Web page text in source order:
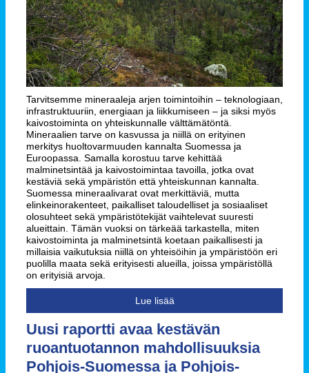
Tarvitsemme mineraaleja arjen toimintoihin – teknologiaan,
infrastruktuuriin, energiaan ja liikkumiseen – ja siksi myös
kaivostoiminta on yhteiskunnalle välttämätöntä.
Mineraalien tarve on kasvussa ja niillä on erityinen
merkitys huoltovarmuuden kannalta Suomessa ja
Euroopassa. Samalla korostuu tarve kehittää
malminetsintää ja kaivostoimintaa tavoilla, jotka ovat
kestäviä sekä ympäristön että yhteiskunnan kannalta.
Suomessa mineraalivarat ovat merkittäviä, mutta
elinkeinorakenteet, paikalliset taloudelliset ja sosiaaliset
olosuhteet sekä ympäristötekijät vaihtelevat suuresti
alueittain. Tämän vuoksi on tärkeää tarkastella, miten
kaivostoiminta ja malminetsintä koetaan paikallisesti ja
millaisia vaikutuksia niillä on yhteisöihin ja ympäristöön eri
puolilla maata sekä erityisesti alueilla, joissa ympäristöllä
on erityisiä arvoja.
Lue lisää
Uusi raportti avaa kestävän
ruoantuotannon mahdollisuuksia
Pohjois-Suomessa ja Pohjois-